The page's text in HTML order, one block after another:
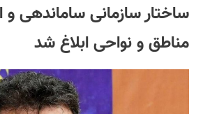
کد مطلب:70098
ساختار سازمانی ساماندهی
مناطق و نواحی ابلاغ شد